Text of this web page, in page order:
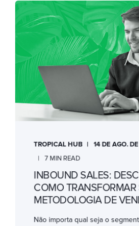
TROPICAL HUB 14 DE AGO.
7 MIN READ
INBOUND SALES:
COMO TRANSFORMAR
METODOLOGIA DE
Não importa qual seja o